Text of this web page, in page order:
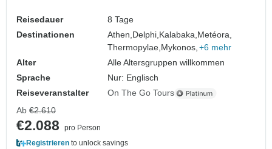
Reisedauer
8 Tage
Destinationen
Athen,Delphi,Kalabaka,Metéora,
Thermopylae,Mykonos, +6 mehr
Alter
Alle Altersgruppen willkommen
Sprache
Nur: Englisch
Reiseveranstalter
On The Go Tours
Ab €2.610
€2.088
pro Person
Registrieren to unlock savings